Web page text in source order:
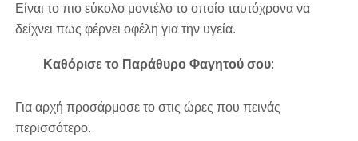
Είναι το πιο εύκολο μοντέλο το οποίο ταυτόχρονα να
δείχνει πως φέρνει οφέλη για την υγεία.
Καθόρισε το Παράθυρο Φαγητού σου:
Για αρχή προσάρμοσε το στις ώρες που πεινάς
περισσότερο.